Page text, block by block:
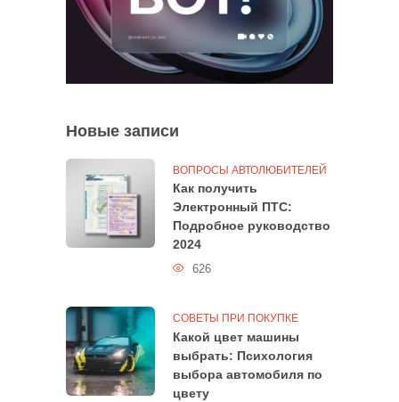
Новые записи
ВОПРОСЫ АВТОЛЮБИТЕЛЕЙ
Как получить
Электронный ПТС:
Подробное руководство
2024
626
СОВЕТЫ ПРИ ПОКУПКЕ
Какой цвет машины
выбрать: Психология
выбора автомобиля по
цвету